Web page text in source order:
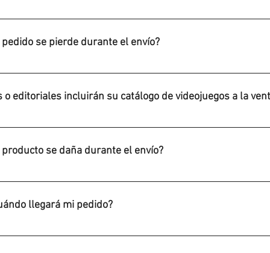
para resolver el inconveniente y mandarte el producto
se pierde durante el envío?
de paquetería y dar de alta un caso/queja para que lo
editoriales incluirán su catálogo de videojuegos a la
acuerdos con las siguientes empresas: Piko Interactive/
se daña durante el envío?
la evidencia posible que demuestre que el producto llegó
llegará mi pedido?
normalmente hay un tiempo de entrega entre los 3 a 9